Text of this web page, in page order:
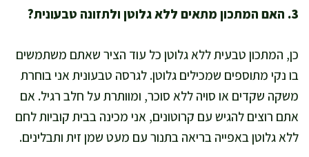
3. האם המתכון מתאים ללא גלוטן ולתזונה טבעונית?
כן, המתכון טבעית ללא גלוטן כל עוד הציר שאתם משתמשים
בו נקי מתוספים שמכילים גלוטן. לגרסה טבעונית אני בוחרת
משקה שקדים או סויה ללא סוכר, ומוותרת על חלב רגיל. אם
אתם רוצים להגיש עם קרוטונים, אני מכינה בבית קוביות לחם
ללא גלוטן באפייה בריאה בתנור עם מעט שמן זית ותבלינים.